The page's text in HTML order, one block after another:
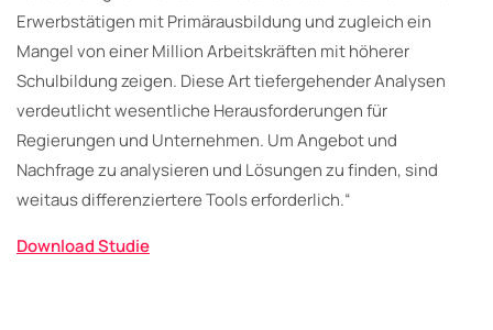
Erwerbstätigen mit Primärausbildung und zugleich ein
Mangel von einer Million Arbeitskräften mit höherer
Schulbildung zeigen. Diese Art tiefergehender Analysen
verdeutlicht wesentliche Herausforderungen für
Regierungen und Unternehmen. Um Angebot und
Nachfrage zu analysieren und Lösungen zu finden, sind
weitaus differenziertere Tools erforderlich.“
Download Studie